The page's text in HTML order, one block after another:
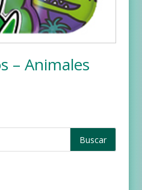
– Animales